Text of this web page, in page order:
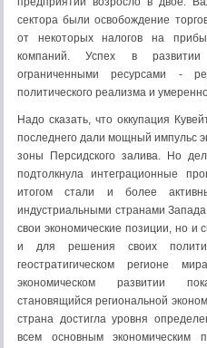
сектора были освобождение
от некоторых налогов на
компаний. Успех в развитии
ограниченными ресурсами -
политического реализма и
Надо сказать, что оккупация
последнего дали мощный импульс
зоны Персидского залива. Но
подтолкнула интеграционные
итогом стали и более
индустриальными странами
свои экономические позиции, но и
и для решения своих
геостратигическом регионе
экономическом развитии
становящийся региональной
страна достигла уровня
всем основным экономическим